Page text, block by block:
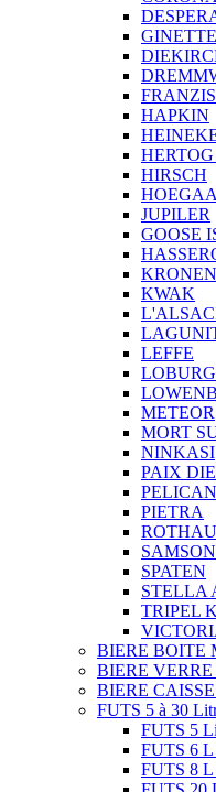
GINETTE
HAPKIN
HIRSCH
JUPILER
GOOSE
KWAK
LEFFE
LOBURG
METEOR
MORT
NINKASI
PAIX
PELICAN
PIETRA
SAMSON
SPATEN
STELLA
TRIPEL
BIERE BOITE
BIERE
BIERE
FUTS 5 à 30
FUTS 5
FUTS 6
FUTS 8